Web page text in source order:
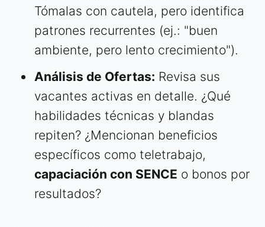
Tómalas con cautela, pero identifica
patrones recurrentes (ej.: "buen
ambiente, pero lento crecimiento").
Análisis de Ofertas: Revisa sus
vacantes activas en detalle. ¿Qué
habilidades técnicas y blandas
repiten? ¿Mencionan beneficios
específicos como teletrabajo,
capaciación con SENCE o bonos por
resultados?